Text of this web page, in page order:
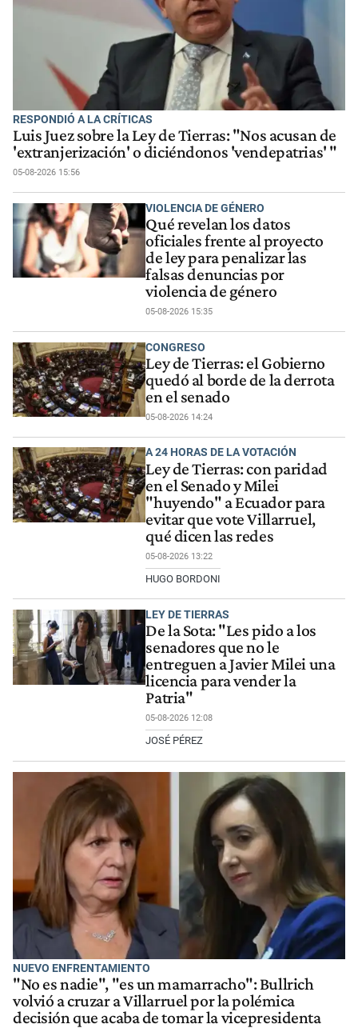
RESPONDIÓ A LA CRÍTICAS
Luis Juez sobre la Ley de Tierras: "Nos acusan de
'extranjerización' o diciéndonos 'vendepatrias' "
05-08-2026 15:56
VIOLENCIA DE GÉNERO
Qué revelan los datos
oficiales frente al proyecto
de ley para penalizar las
falsas denuncias por
violencia de género
05-08-2026 15:35
CONGRESO
Ley de Tierras: el Gobierno
quedó al borde de la derrota
en el senado
05-08-2026 14:24
A 24 HORAS DE LA VOTACIÓN
Ley de Tierras: con paridad
en el Senado y Milei
"huyendo" a Ecuador para
evitar que vote Villarruel,
qué dicen las redes
05-08-2026 13:22
HUGO BORDONI
LEY DE TIERRAS
De la Sota: "Les pido a los
senadores que no le
entreguen a Javier Milei una
licencia para vender la
Patria"
05-08-2026 12:08
JOSÉ PÉREZ
NUEVO ENFRENTAMIENTO
"No es nadie", "es un mamarracho": Bullrich
volvió a cruzar a Villarruel por la polémica
decisión que acaba de tomar la vicepresidenta